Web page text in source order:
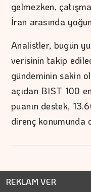
gelmezken,
İran arasında
Analistler, bugün
verisinin takip
gündeminin sakin
açıdan BIST 100
puanın destek,
direnç konumunda
REKLAM VER